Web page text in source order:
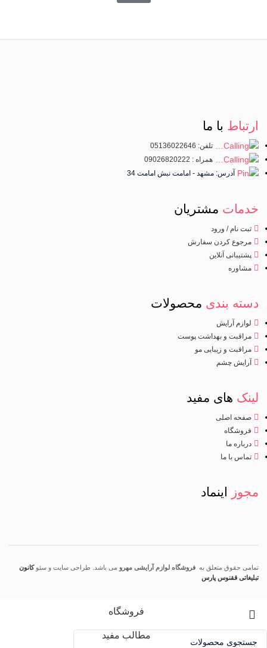
ارتباط با ما
تلفن: 05136022646
همراه : 09026820222
آدرس: مشهد - امامت نبش امامت 34
خدمات مشتریان
ثبت نام / ورود
مرجوع کردن سفارش
پشتیبانی آنلاین
مشاوره
دسته بندی محصولات
لوازم آرایش
مراقبت و بهداشت پوست
مراقبت و زیبایی مو
آرایش چشم
لینک های مفید
صفحه اصلی
فروشگاه
درباره ما
تماس با ما
مجوز اینماد
تمامی حقوق متعلق به فروشگاه لوازم آرایشی مهرو می باشد. طراحی سایت و سئوکانون
تبلیغاتی ققنوس پارس
فروشگاه
مطالب مفید